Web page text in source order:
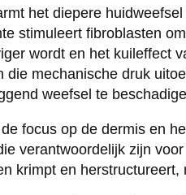
het diepere
stimuleert fibroblasten
wordt en het kuileffect
die mechanische druk
weefsel te
focus op de dermis en
verantwoordelijk zijn
krimpt en